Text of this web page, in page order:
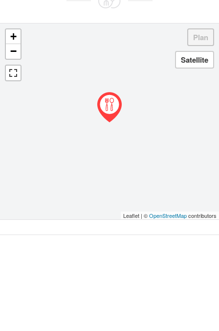
+
−
Leaflet | ©OpenStreetMapcontributors